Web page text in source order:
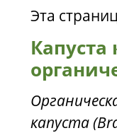
Эта
капуста